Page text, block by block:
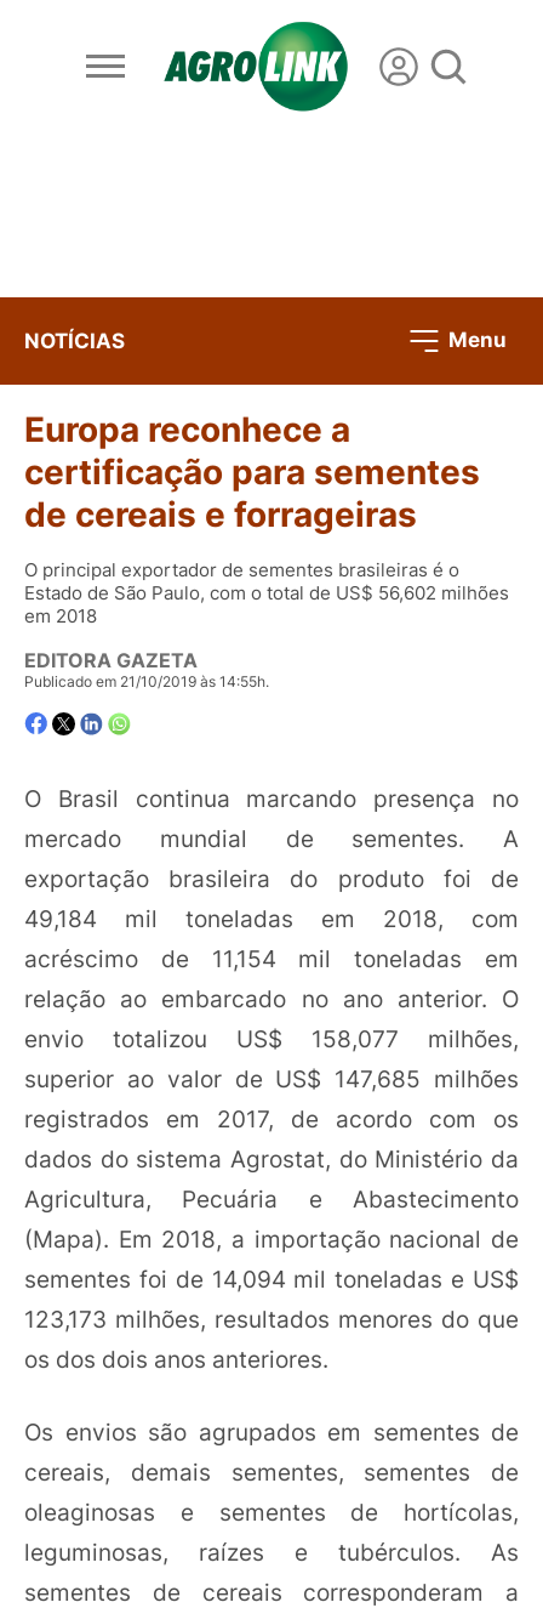
NOTÍCIAS Menu
Europa reconhece a
certificação para sementes
de cereais e forrageiras
O principal exportador de sementes brasileiras é o
Estado de São Paulo, com o total de US$ 56,602 milhões
em 2018
EDITORA GAZETA
Publicado em 21/10/2019 às 14:55h.
O Brasil continua marcando presença no
mercado mundial de sementes. A
exportação brasileira do produto foi de
49,184 mil toneladas em 2018, com
acréscimo de 11,154 mil toneladas em
relação ao embarcado no ano anterior. O
envio totalizou US$ 158,077 milhões,
superior ao valor de US$ 147,685 milhões
registrados em 2017, de acordo com os
dados do sistema Agrostat, do Ministério da
Agricultura, Pecuária e Abastecimento
(Mapa). Em 2018, a importação nacional de
sementes foi de 14,094 mil toneladas e US$
123,173 milhões, resultados menores do que
os dos dois anos anteriores.
Os envios são agrupados em sementes de
cereais, demais sementes, sementes de
oleaginosas e sementes de hortícolas,
leguminosas, raízes e tubérculos. As
sementes de cereais corresponderam a